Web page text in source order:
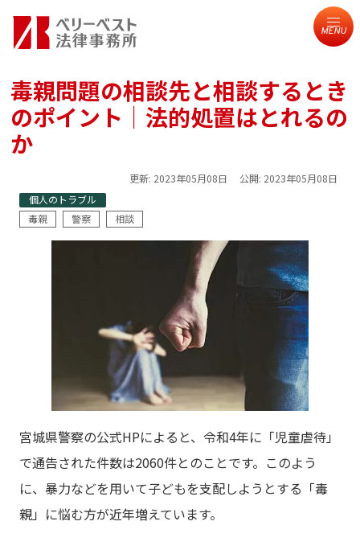
MENU
毒親問題の相談先と相談するとき
のポイント｜法的処置はとれるの
か
更新: 2023年05月08日 公開: 2023年05月08日
個人のトラブル
毒親
警察 相談
宮城県警察の公式HPによると、令和4年に「児童虐待」
で通告された件数は2060件とのことです。このよう
に、暴力などを用いて子どもを支配しようとする「毒
親」に悩む方が近年増えています。